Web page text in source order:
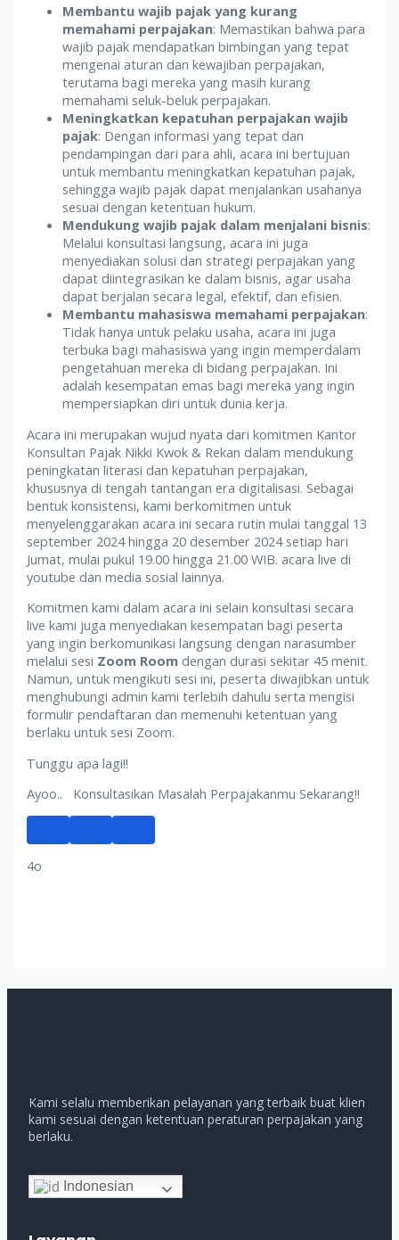
Membantu wajib pajak yang kurang
memahami perpajakan: Memastikan bahwa para
wajib pajak mendapatkan bimbingan yang tepat
mengenai aturan dan kewajiban perpajakan,
terutama bagi mereka yang masih kurang
memahami seluk-beluk perpajakan.
Meningkatkan kepatuhan perpajakan wajib
pajak: Dengan informasi yang tepat dan
pendampingan dari para ahli, acara ini bertujuan
untuk membantu meningkatkan kepatuhan pajak,
sehingga wajib pajak dapat menjalankan usahanya
sesuai dengan ketentuan hukum.
Mendukung wajib pajak dalam menjalani bisnis:
Melalui konsultasi langsung, acara ini juga
menyediakan solusi dan strategi perpajakan yang
dapat diintegrasikan ke dalam bisnis, agar usaha
dapat berjalan secara legal, efektif, dan efisien.
Membantu mahasiswa memahami perpajakan:
Tidak hanya untuk pelaku usaha, acara ini juga
terbuka bagi mahasiswa yang ingin memperdalam
pengetahuan mereka di bidang perpajakan. Ini
adalah kesempatan emas bagi mereka yang ingin
mempersiapkan diri untuk dunia kerja.
Acara ini merupakan wujud nyata dari komitmen Kantor
Konsultan Pajak Nikki Kwok & Rekan dalam mendukung
peningkatan literasi dan kepatuhan perpajakan,
khususnya di tengah tantangan era digitalisasi. Sebagai
bentuk konsistensi, kami berkomitmen untuk
menyelenggarakan acara ini secara rutin mulai tanggal 13
september 2024 hingga 20 desember 2024 setiap hari
Jumat, mulai pukul 19.00 hingga 21.00 WIB. acara live di
youtube dan media sosial lainnya.
Komitmen kami dalam acara ini selain konsultasi secara
live kami juga menyediakan kesempatan bagi peserta
yang ingin berkomunikasi langsung dengan narasumber
melalui sesi Zoom Room dengan durasi sekitar 45 menit.
Namun, untuk mengikuti sesi ini, peserta diwajibkan untuk
menghubungi admin kami terlebih dahulu serta mengisi
formulir pendaftaran dan memenuhi ketentuan yang
berlaku untuk sesi Zoom.
Tunggu apa lagi!!
Ayoo.. Konsultasikan Masalah Perpajakanmu Sekarang!!
4o
Kami selalu memberikan pelayanan yang terbaik buat klien
kami sesuai dengan ketentuan peraturan perpajakan yang
berlaku.
Indonesian